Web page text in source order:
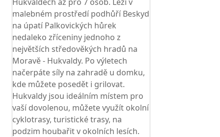
malebném prostředí podhůří Beskyd
na úpatí Palkovických hůrek
nedaleko zříceniny jednoho z
největších středověkých hradů na
Moravě - Hukvaldy. Po výletech
načerpáte síly na zahradě u domku,
kde můžete posedět i grilovat.
Hukvaldy jsou ideálním místem pro
vaší dovolenou, můžete využít okolní
cyklotrasy, turistické trasy, na
podzim houbařit v okolních lesích.